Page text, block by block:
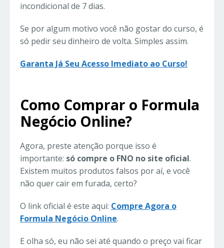
incondicional de 7 dias.
Se por algum motivo você não gostar do curso, é
só pedir seu dinheiro de volta. Simples assim.
Garanta Já Seu Acesso Imediato ao Curso!
Como Comprar o Formula
Negócio Online?
Agora, preste atenção porque isso é
importante: só compre o FNO no site oficial.
Existem muitos produtos falsos por aí, e você
não quer cair em furada, certo?
O link oficial é este aqui: Compre Agora o
Formula Negócio Online.
E olha só, eu não sei até quando o preço vai ficar